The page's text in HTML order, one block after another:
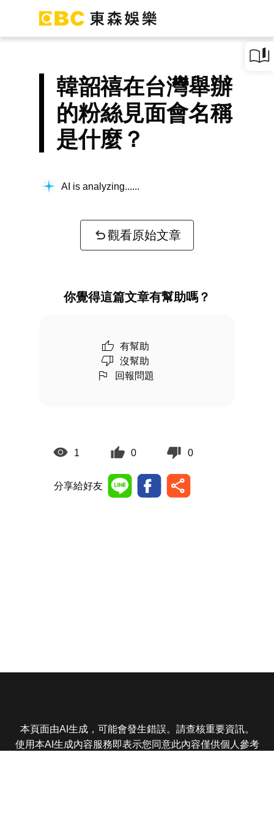
韓韶禧在台灣舉辦
的粉絲見面會名稱
是什麼？
AI is analyzing...
觀看原始文章
你覺得這篇文章有幫助嗎？
有幫助
沒幫助
回報問題
1 0 0
分享給好友
本頁面由AI生成，可能會發生錯誤。請查核重要資訊。
使用本AI生成內容服務即表示您同意此內容僅供個人參考